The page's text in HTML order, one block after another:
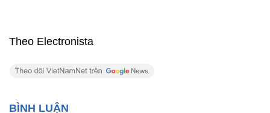
Theo Electronista